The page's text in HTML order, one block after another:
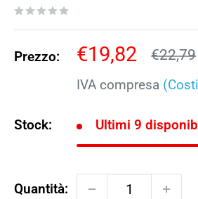
Prezzo:
Prezzo
scontato
€19,82 Prezzo
€22,79
IVA compresa
Stock: Ultimi 9
Quantità: